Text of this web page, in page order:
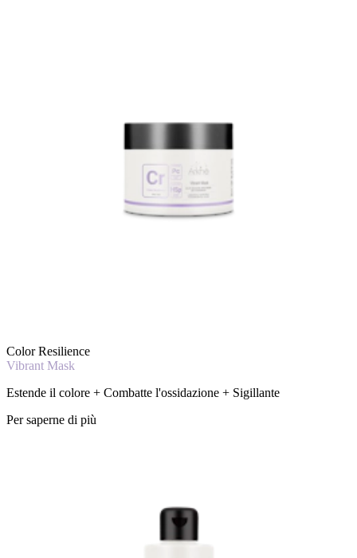
Color Resilience
Vibrant Mask
Estende il colore + Combatte l'ossidazione + Sigillante
Per saperne di più